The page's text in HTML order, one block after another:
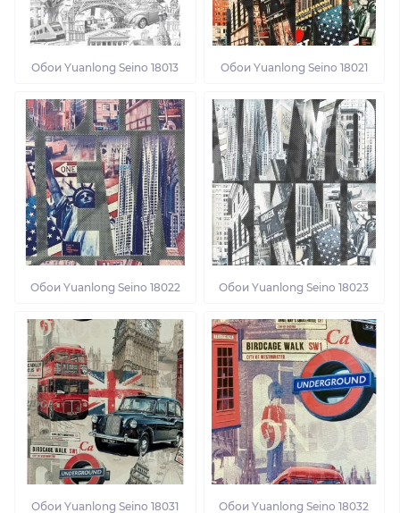
Обои Yuanlong Seino 18013 Обои Yuanlong Seino 18021
Обои Yuanlong Seino 18022 Обои Yuanlong Seino 18023
Обои Yuanlong Seino 18031 Обои Yuanlong Seino 18032